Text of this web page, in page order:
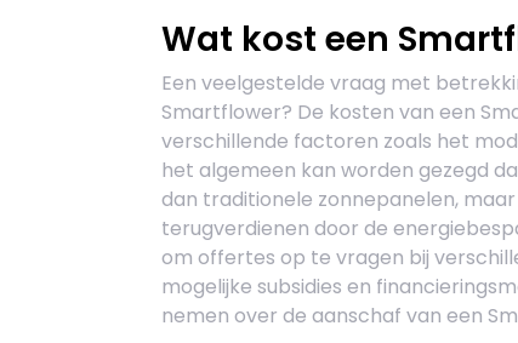
Wat kost een
Een veelgestelde vraag met
Smartflower? De kosten van een
verschillende factoren zoals het
het algemeen kan worden gezegd
dan traditionele zonnepanelen,
terugverdienen door de
om offertes op te vragen bij
mogelijke subsidies en
nemen over de aanschaf van een